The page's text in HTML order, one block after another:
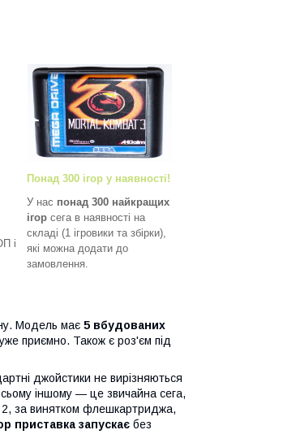
і
Понад 300 ігор у наявності!
У нас понад 300 найкращих
ігор сега в наявності на
складі (1 ігровики та збірки),
які можна додати до
замовлення.
Модель має 5 вбудованих
приємно. Також є роз'єм під
джойстики не вирізняються
іншому — це звичайна сега,
2, за винятком флешкартриджа,
приставка запускає без